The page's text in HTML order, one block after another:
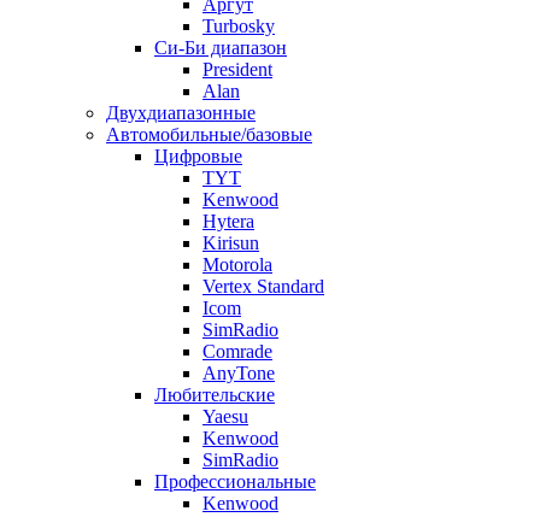
Turbosky
Си-Би диапазон
President
Alan
Двухдиапазонные
Автомобильные/базовые
Цифровые
TYT
Kenwood
Hytera
Kirisun
Motorola
Vertex Standard
Icom
SimRadio
Comrade
AnyTone
Любительские
Yaesu
Kenwood
SimRadio
Профессиональные
Kenwood